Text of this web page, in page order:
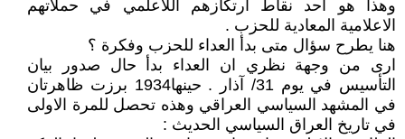
وهذا هو احد نقاط ارتكازهم اللاعلمي في حملاتهم
الاعلامية المعادية للحزب .
هنا يطرح سؤال متى بدأ العداء للحزب وفكرة ؟
ارى من وجهة نظري ان العداء بدأ حال صدور بيان
التأسيس في يوم 31/ آذار . حينها1934 برزت ظاهرتان
في المشهد السياسي العراقي وهذه تحصل للمرة الاولى
في تاريخ العراق السياسي الحديث :